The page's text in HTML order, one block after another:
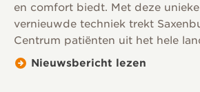
en comfort biedt. Met deze
vernieuwde techniek trekt
Centrum patiënten uit het hele
Nieuwsbericht lezen